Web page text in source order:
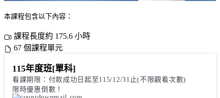
本課程包含以下內容：
課程長度約 175.6 小時
67 個課程單元
115年度班[單科]
看課期限：付款成功日起至115/12/31止(不限觀看次數)